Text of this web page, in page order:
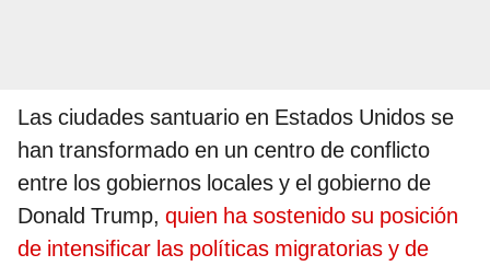
Las ciudades santuario en Estados Unidos se
han transformado en un centro de conflicto
entre los gobiernos locales y el gobierno de
Donald Trump, quien ha sostenido su posición
de intensificar las políticas migratorias y de